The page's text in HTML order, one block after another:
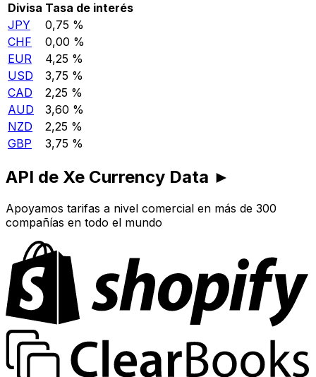
Divisa Tasa de interés
JPY
0,75 %
CHF
0,00 %
EUR
4,25 %
USD
3,75 %
CAD
2,25 %
AUD
3,60 %
NZD
2,25 %
GBP
3,75 %
API de Xe Currency Data ►
Apoyamos tarifas a nivel comercial en más de 300
compañías en todo el mundo